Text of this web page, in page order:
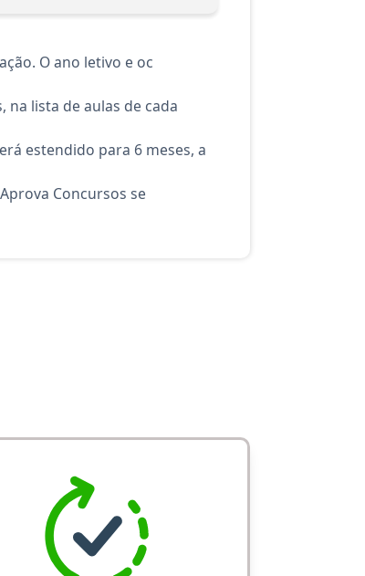
O ano letivo e oc
lista de aulas de cada
estendido para 6 meses, a
Concursos se